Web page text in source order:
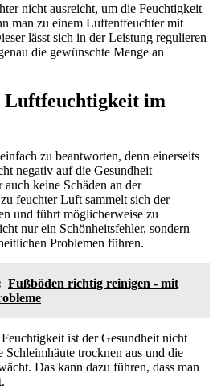
nicht ausreicht, um die Feuchtigkeit
man zu einem Luftentfeuchter mit
lässt sich in der Leistung regulieren
die gewünschte Menge an
Luftfeuchtigkeit im
zu beantworten, denn einerseits
negativ auf die Gesundheit
auch keine Schäden an der
feuchter Luft sammelt sich der
und führt möglicherweise zu
nur ein Schönheitsfehler, sondern
Problemen führen.
Fußböden richtig reinigen - mit
ist der Gesundheit nicht
trocknen aus und die
Das kann dazu führen, dass man